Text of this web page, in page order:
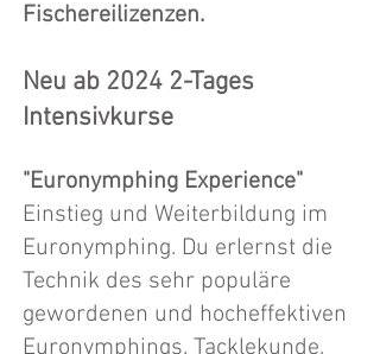
Fischereilizenzen.
Neu ab 2024 2-Tages
Intensivkurse
"Euronymphing Experience"
Einstieg und Weiterbildung im
Euronymphing. Du erlernst die
Technik des sehr populäre
gewordenen und hocheffektiven
Euronymphings. Tacklekunde,